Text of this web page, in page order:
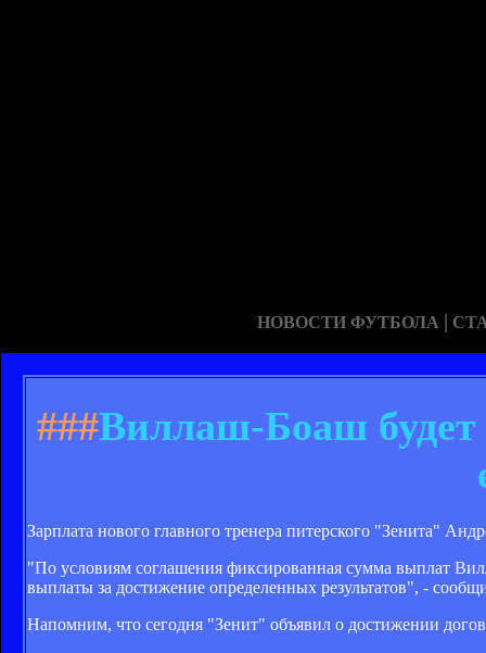
НОВОСТИ ФУТБОЛА |
###Виллаш-Боаш будет
Зарплата нового главного тренера питерского "Зенита"
"По условиям соглашения фиксированная сумма выплат
выплаты за достижение определенных результатов", -
Напомним, что сегодня "Зенит" объявил о достижении